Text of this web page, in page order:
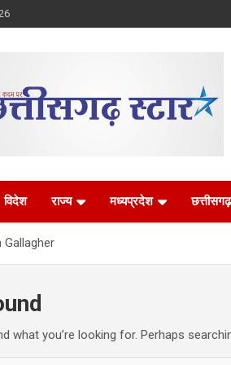
Star
विदेश राज्य मध्यप्रदेश छत्तीसगढ़
Gallagher
what you’re looking for. Perhaps